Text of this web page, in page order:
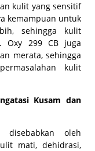
kulit yang sensitif
kemampuan untuk
sehingga kulit
Oxy 299 CB juga
merata, sehingga
kulit
Kusam dan
disebabkan oleh
mati, dehidrasi,